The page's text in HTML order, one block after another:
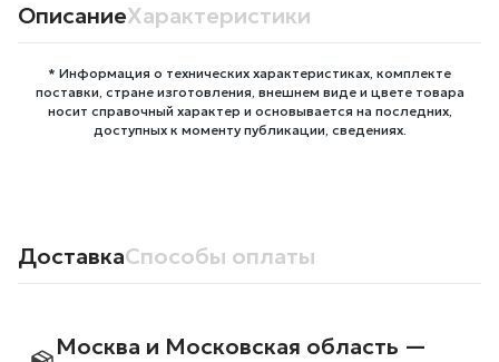
ОписаниеХарактеристики
* Информация о технических характеристиках, комплекте
поставки, стране изготовления, внешнем виде и цвете товара
носит справочный характер и основывается на последних,
доступных к моменту публикации, сведениях.
ДоставкаСпособы оплаты
Москва и Московская область —